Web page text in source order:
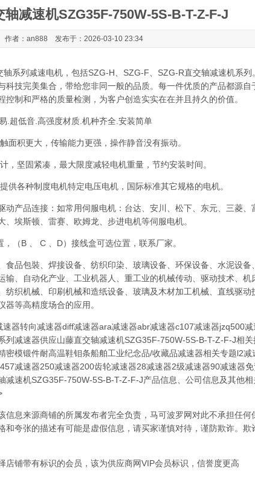
轴减速机SZG35F-750W-5S-B-T-Z-F-J
作者：an888 发布于：2026-03-10 23:34
轴系列减速电机，包括SZG-H、SZG-F、SZG-R直交轴减速机系列
科技完美集合，带给您非同一般的品质。每一件优质的产品都源自
控制和严格的质量检测，为客户创造实实在在并且持久的价值。
低音.高强度材质.机种齐全.安装简单
积更大，传输能力更强，操作静音没有振动。
坚固紧凑，最大限度减轻电机重量，节约安装时间。
各种制度电机特定电压电机，国际标准其它规格的电机。
产品连接：如常用伺服电机：台达、安川、松下、东元、三菱、
埃斯顿、雷赛、欧姆龙、步进电机等伺服电机。
B 、 C 、D）接线盒可选位置，联系厂家。
品包裝、焊接设备、纺织印染、玻璃设备、环保设备、水泥设备
输、自动化产业、工业机器人、重工业的机械传动、驱动技术、机
织机械、印刷机械和造纸设备、玻璃及木材加工机械、直线驱动
等高精度场合的应用。
转向减速器diff减速器ara减速器abr减速器c107减速器jzq500减
列减速器供应山藤直交轴减速机SZG35F-750W-5S-B-T-Z-F-J相关
密模锻件耐高温鞋钼条船舶工业纪念品/收藏品减速器相关专题l2减
减速器250减速器200齿轮减速器28减速器2级减速器90减速器
减速机SZG35F-750W-5S-B-T-Z-F-J产品信息、公司信息及其他相
息来源商铺的所属发布者完全负责，马可波罗网对此不承担任何
和夸张的描述有可能是虚假信息，请买家谨慎对待，谨防欺诈。欺
铺带有标识的会员，该为供应商网VIP会员标识，信誉度更高